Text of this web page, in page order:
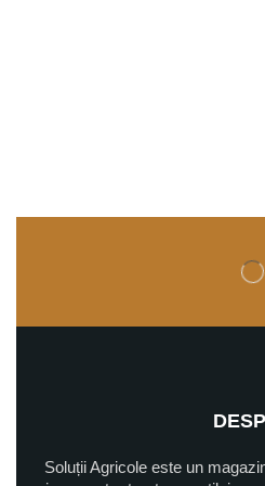
Soluții Agricole este un